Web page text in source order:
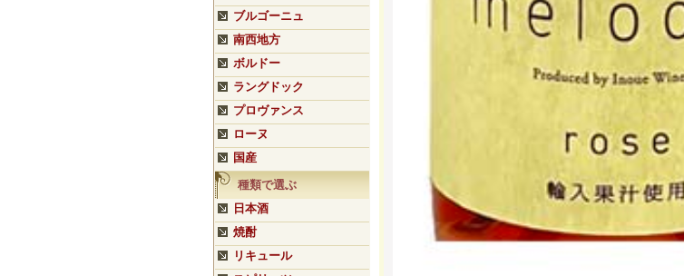
ブルゴーニュ
南西地方
ボルドー
ラングドック
プロヴァンス
ローヌ
国産
種類で選ぶ
日本酒
焼酎
リキュール